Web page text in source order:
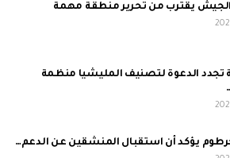
يقترب من تحرير منطقة مهمة
تجدد الدعوة لتصنيف المليشيا منظمة
يؤكد أن استقبال المنشقين عن الدعم…